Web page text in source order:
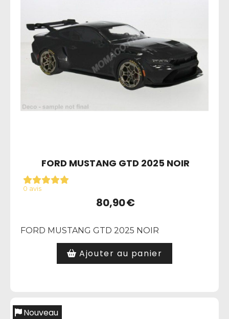
FORD MUSTANG GTD 2025 NOIR
0 avis
80,90€
FORD MUSTANG GTD 2025 NOIR
Ajouter au panier
Nouveau